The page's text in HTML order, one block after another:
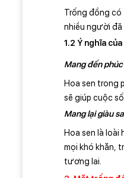
Trống đồng có
nhiều người đã
1.2 Ý nghĩa
Mang đến
Hoa sen trong
sẽ giúp cuộc
Mang lại giàu
Hoa sen là
mọi khó khăn,
tương lai.